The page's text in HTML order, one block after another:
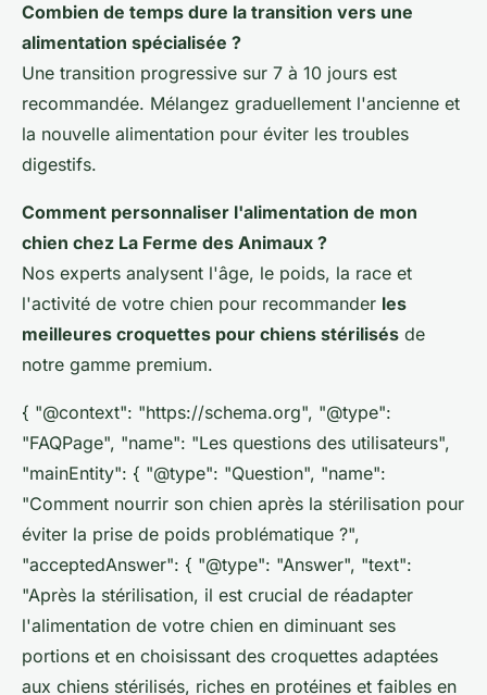
Combien de temps dure la transition vers une
alimentation spécialisée ?
Une transition progressive sur 7 à 10 jours est
recommandée. Mélangez graduellement l'ancienne et
la nouvelle alimentation pour éviter les troubles
digestifs.
Comment personnaliser l'alimentation de mon
chien chez La Ferme des Animaux ?
Nos experts analysent l'âge, le poids, la race et
l'activité de votre chien pour recommander les
meilleures croquettes pour chiens stérilisés de
notre gamme premium.
{ "@context": "https://schema.org", "@type":
"FAQPage", "name": "Les questions des utilisateurs",
"mainEntity": { "@type": "Question", "name":
"Comment nourrir son chien après la stérilisation pour
éviter la prise de poids problématique ?",
"acceptedAnswer": { "@type": "Answer", "text":
"Après la stérilisation, il est crucial de réadapter
l'alimentation de votre chien en diminuant ses
portions et en choisissant des croquettes adaptées
aux chiens stérilisés, riches en protéines et faibles en